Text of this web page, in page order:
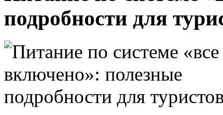
подробности для